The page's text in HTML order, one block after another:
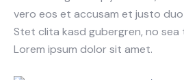
vero eos et accusam et justo
Stet clita kasd gubergren, no
Lorem ipsum dolor sit amet.